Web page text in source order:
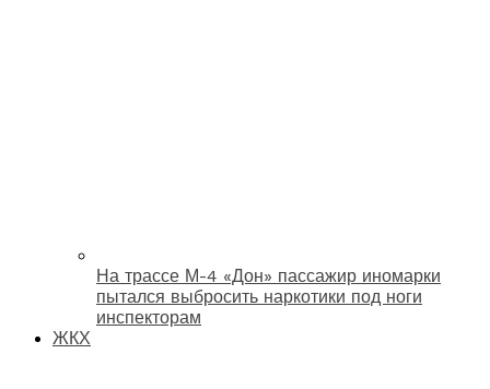
На трассе М-4 «Дон» пассажир иномарки
пытался выбросить наркотики под ноги
инспекторам
ЖКХ